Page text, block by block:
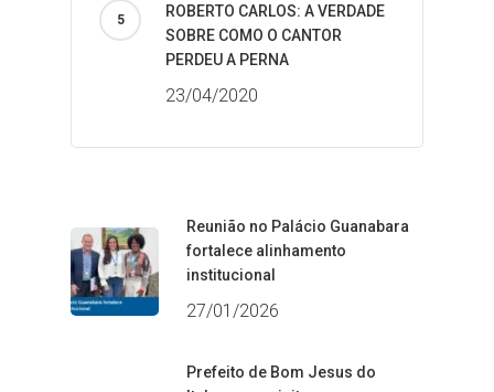
ROBERTO CARLOS: A VERDADE
SOBRE COMO O CANTOR
PERDEU A PERNA
23/04/2020
Reunião no Palácio Guanabara
fortalece alinhamento
institucional
27/01/2026
Prefeito de Bom Jesus do